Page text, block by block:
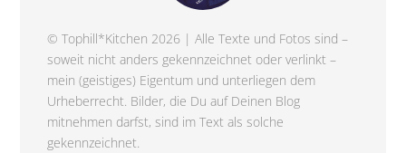
© Tophill*Kitchen 2026 | Alle Texte und Fotos sind –
soweit nicht anders gekennzeichnet oder verlinkt –
mein (geistiges) Eigentum und unterliegen dem
Urheberrecht. Bilder, die Du auf Deinen Blog
mitnehmen darfst, sind im Text als solche
gekennzeichnet.